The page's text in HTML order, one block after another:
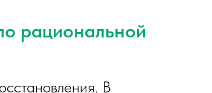
рациональной
В